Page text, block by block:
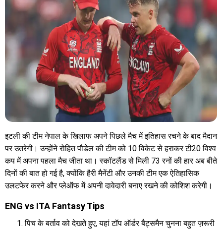
इटली की टीम नेपाल के खिलाफ अपने पिछले मैच में इतिहास रचने के बाद मैदान
पर उतरेगी। उन्होंने रोहित पौडेल की टीम को 10 विकेट से हराकर टी20 विश्व
कप में अपना पहला मैच जीता था। स्कॉटलैंड से मिली 73 रनों की हार अब बीते
दिनों की बात हो गई है, क्योंकि हैरी मैनेंटी और उनकी टीम एक ऐतिहासिक
उलटफेर करने और प्लेऑफ में अपनी दावेदारी बनाए रखने की कोशिश करेगी।
ENG vs ITA Fantasy Tips
पिच के बर्ताव को देखते हुए, यहां टॉप ऑर्डर बैट्समैन चुनना बहुत ज़रूरी